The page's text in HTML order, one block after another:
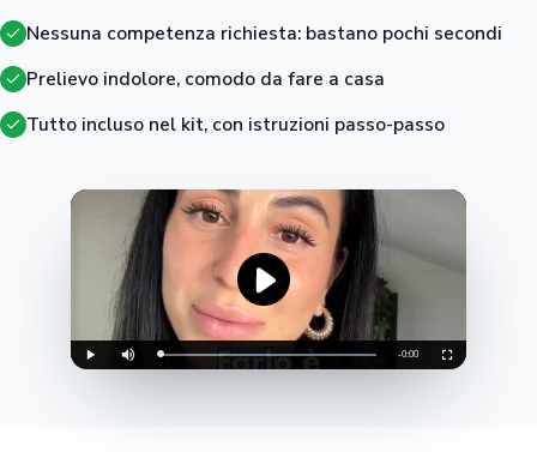
Nessuna competenza richiesta: bastano pochi secondi
Prelievo indolore, comodo da fare a casa
Tutto incluso nel kit, con istruzioni passo-passo